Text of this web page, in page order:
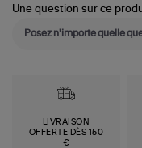
Une question sur ce
LIVRAISON
OFFERTE DÈS 150
€